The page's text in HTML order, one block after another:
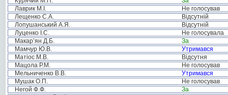
Лаврик М.І.
Не голосував
Лещенко С.А.
Відсутній
Лопушанський А.Я.
Відсутній
Луценко І.С.
Не голосувала
Макар’ян Д.Б.
За
Мамчур Ю.В.
Утримався
Матіос М.В.
Відсутня
Мацола Р.М.
Не голосував
Мельниченко В.В.
Утримався
Мушак О.П.
Не голосував
Негой Ф.Ф.
За